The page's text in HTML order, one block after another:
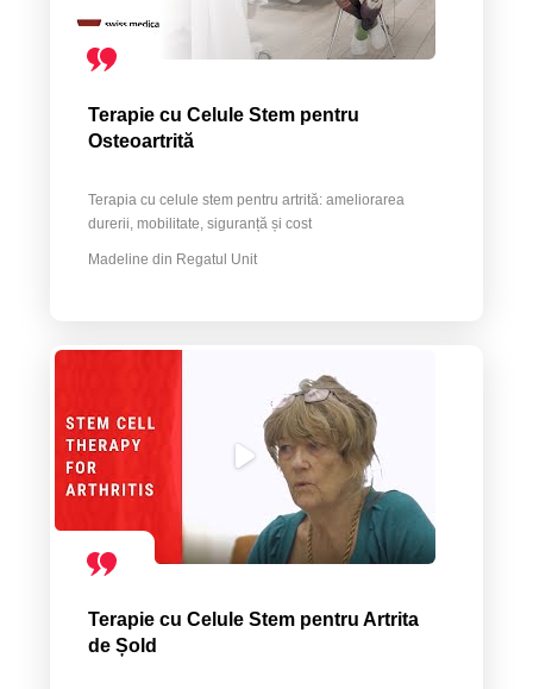
Terapie cu Celule Stem pentru
Osteoartrită
Terapia cu celule stem pentru artrită: ameliorarea
durerii, mobilitate, siguranță și cost
Madeline din Regatul Unit
Terapie cu Celule Stem pentru Artrita
de Șold